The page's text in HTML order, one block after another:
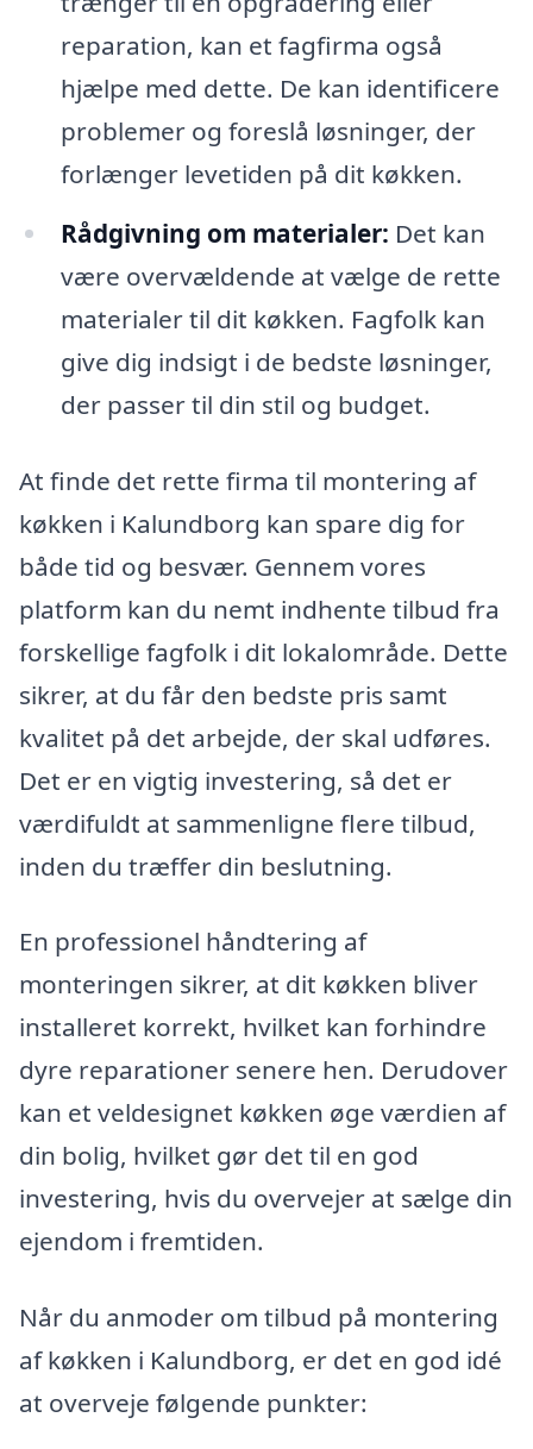
reparation, kan et fagfirma også
hjælpe med dette. De kan identificere
problemer og foreslå løsninger, der
forlænger levetiden på dit køkken.
Rådgivning om materialer: Det kan
være overvældende at vælge de rette
materialer til dit køkken. Fagfolk kan
give dig indsigt i de bedste løsninger,
der passer til din stil og budget.
At finde det rette firma til montering af
køkken i Kalundborg kan spare dig for
både tid og besvær. Gennem vores
platform kan du nemt indhente tilbud fra
forskellige fagfolk i dit lokalområde. Dette
sikrer, at du får den bedste pris samt
kvalitet på det arbejde, der skal udføres.
Det er en vigtig investering, så det er
værdifuldt at sammenligne flere tilbud,
inden du træffer din beslutning.
En professionel håndtering af
monteringen sikrer, at dit køkken bliver
installeret korrekt, hvilket kan forhindre
dyre reparationer senere hen. Derudover
kan et veldesignet køkken øge værdien af
din bolig, hvilket gør det til en god
investering, hvis du overvejer at sælge din
ejendom i fremtiden.
Når du anmoder om tilbud på montering
af køkken i Kalundborg, er det en god idé
at overveje følgende punkter: